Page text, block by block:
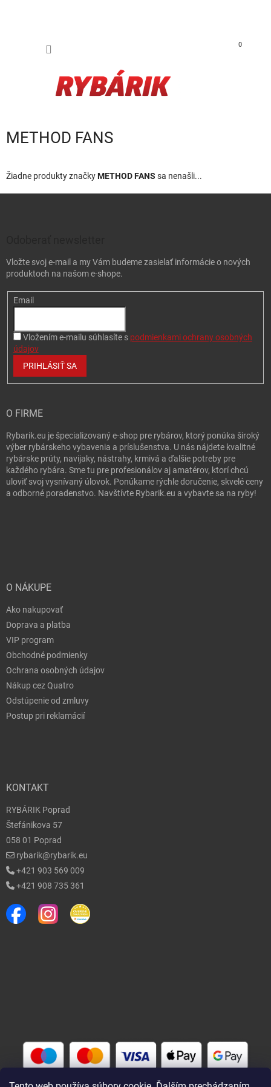
0
METHOD FANS
Žiadne produkty značkyMETHOD FANS sa nenašli...
Vložte svoj e-mail a my Vám budeme zasielať informácie o nových
produktoch na našom e-shope.
Email
Vložením e-mailu súhlasíte s podmienkami ochrany osobných
údajov
PRIHLÁSIŤ SA
O FIRME
Rybarik.eu je špecializovaný e-shop pre rybárov, ktorý ponúka široký
výber rybárskeho vybavenia a príslušenstva. U nás nájdete kvalitné
rybárske prúty, navijaky, nástrahy, krmivá a ďalšie potreby pre
každého rybára. Sme tu pre profesionálov aj amatérov, ktorí chcú
uloviť svoj vysnívaný úlovok. Ponúkame rýchle doručenie, skvelé ceny
a odborné poradenstvo. Navštívte Rybarik.eu a vybavte sa na ryby!
O NÁKUPE
Ako nakupovať
Doprava a platba
VIP program
Obchodné podmienky
Ochrana osobných údajov
Nákup cez Quatro
Odstúpenie od zmluvy
Postup pri reklamácií
KONTAKT
RYBÁRIK Poprad
Štefánikova 57
058 01 Poprad
rybarik@rybarik.eu
+421 903 569 009
+421 908 735 361